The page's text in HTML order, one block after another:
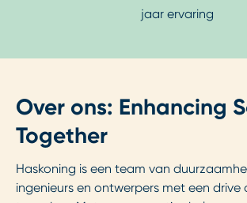
jaar ervaring
Over ons: Enhancing
Together
Haskoning is een team van
ingenieurs en ontwerpers met een drive